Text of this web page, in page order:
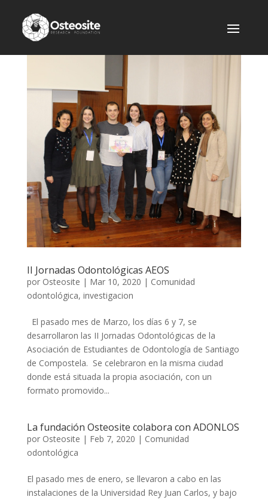
II Jornadas Odontológicas AEOS
por Osteosite | Mar 10, 2020 | Comunidad
odontológica, investigacion
El pasado mes de Marzo, los días 6 y 7, se
desarrollaron las II Jornadas Odontológicas de la
Asociación de Estudiantes de Odontología de Santiago
de Compostela. Se celebraron en la misma ciudad
donde está situada la propia asociación, con un
formato promovido...
La fundación Osteosite colabora con ADONLOS
por Osteosite | Feb 7, 2020 | Comunidad
odontológica
El pasado mes de enero, se llevaron a cabo en las
instalaciones de la Universidad Rey Juan Carlos, y bajo